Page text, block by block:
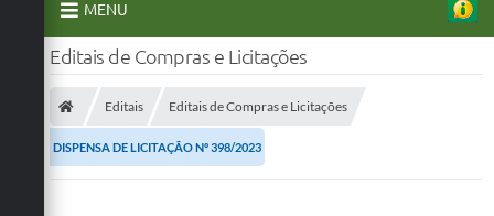
MENU
A Prefeitura
Secretarias
Telefones
Editais de Compras e Licitações
Editais Editais de Compras e Licitações
DISPENSA DE LICITAÇÃO Nº 398/2023